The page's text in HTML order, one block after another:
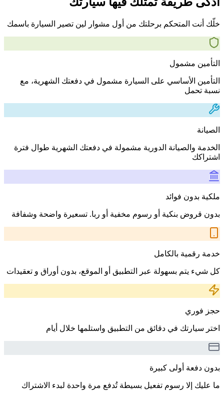
خلّك أنت المتحكم برحلتك من أول مشوار لين تصير السيارة باسمك
التأمين مشمول
التأمين الأساسي على السيارة مشمول في دفعتك الشهرية، مع
نسبة تحمل
الصيانة
الخدمة والصيانة الدورية مشمولة في دفعتك الشهرية طوال فترة
اشتراكك
ملكية بدون فوائد
بدون قروض بنكية أو رسوم مخفية أو ربا. تسعيرة واضحة وشفافة
خدمة رقمية بالكامل
كل شيء يتم بسهولة عبر التطبيق أو الموقع، بدون أوراق و تعقيدات
حجز فوري
اختر سيارتك في دقائق من التطبيق واستلمها خلال أيام
بدون دفعة أولى كبيرة
ما عليك إلا رسوم تفعيل بسيطة تُدفع مرة واحدة لبدء الاشتراك